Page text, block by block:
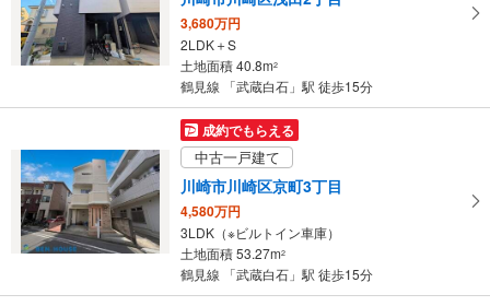
3,680万円
2LDK＋S
土地面積 40.8m2
鶴見線 「武蔵白石」駅 徒歩15分
成約でもらえる
中古一戸建て
川崎市川崎区京町3丁目
4,580万円
3LDK（※ビルトイン車庫）
土地面積 53.27m2
鶴見線 「武蔵白石」駅 徒歩15分